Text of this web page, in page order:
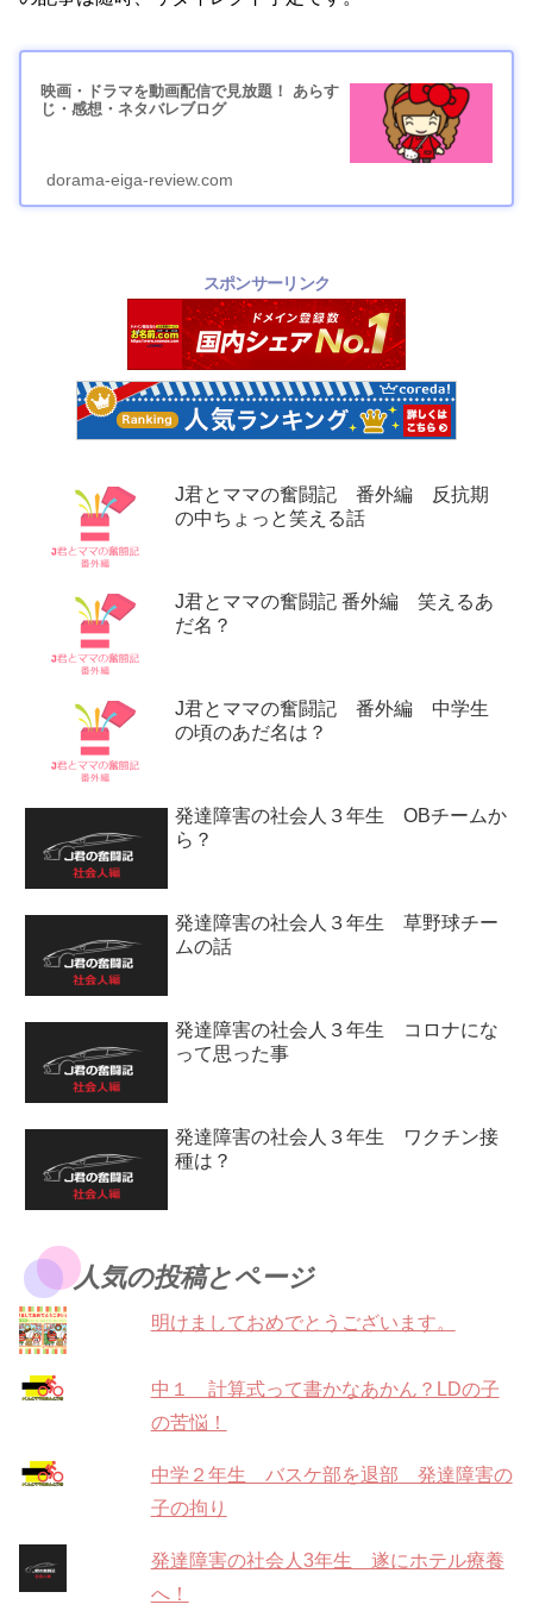
映画・ドラマを動画配信で見放題！ あらす
じ・感想・ネタバレブログ
dorama-eiga-review.com
スポンサーリンク
J君とママの奮闘記 番外編 反抗期
の中ちょっと笑える話
J君とママの奮闘記 番外編 笑えるあ
だ名？
J君とママの奮闘記 番外編 中学生
の頃のあだ名は？
発達障害の社会人３年生 OBチームか
ら？
発達障害の社会人３年生 草野球チー
ムの話
発達障害の社会人３年生 コロナにな
って思った事
発達障害の社会人３年生 ワクチン接
種は？
人気の投稿とページ
明けましておめでとうございます。
中１ 計算式って書かなあかん？LDの子
の苦悩！
中学２年生 バスケ部を退部 発達障害の
子の拘り
発達障害の社会人3年生 遂にホテル療養
へ！